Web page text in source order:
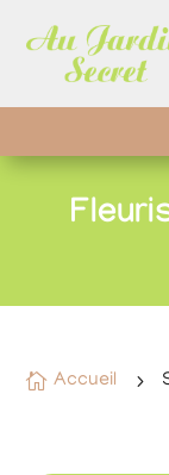
 Accueil 5